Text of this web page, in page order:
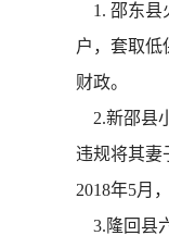
1. 邵东县
户，套取低
财政。
2.新邵县
违规将其妻
2018年5月
3.隆回县